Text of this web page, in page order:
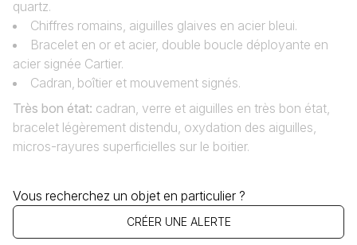
quartz.
Chiffres romains, aiguilles glaives en acier bleui.
Bracelet en or et acier, double boucle déployante en
acier signée Cartier.
Cadran‚ boîtier et mouvement signés.
Très bon état: cadran, verre et aiguilles en très bon état,
bracelet légèrement distendu, oxydation des aiguilles,
micros-rayures superficielles sur le boitier.
Vous recherchez un objet en particulier ?
CRÉER UNE ALERTE